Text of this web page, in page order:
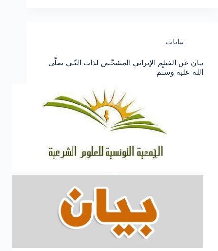
بيانات
بيان عن الفيلم الإيراني المشخّص لذات النّبي صلّى
الله عليه وسلّم